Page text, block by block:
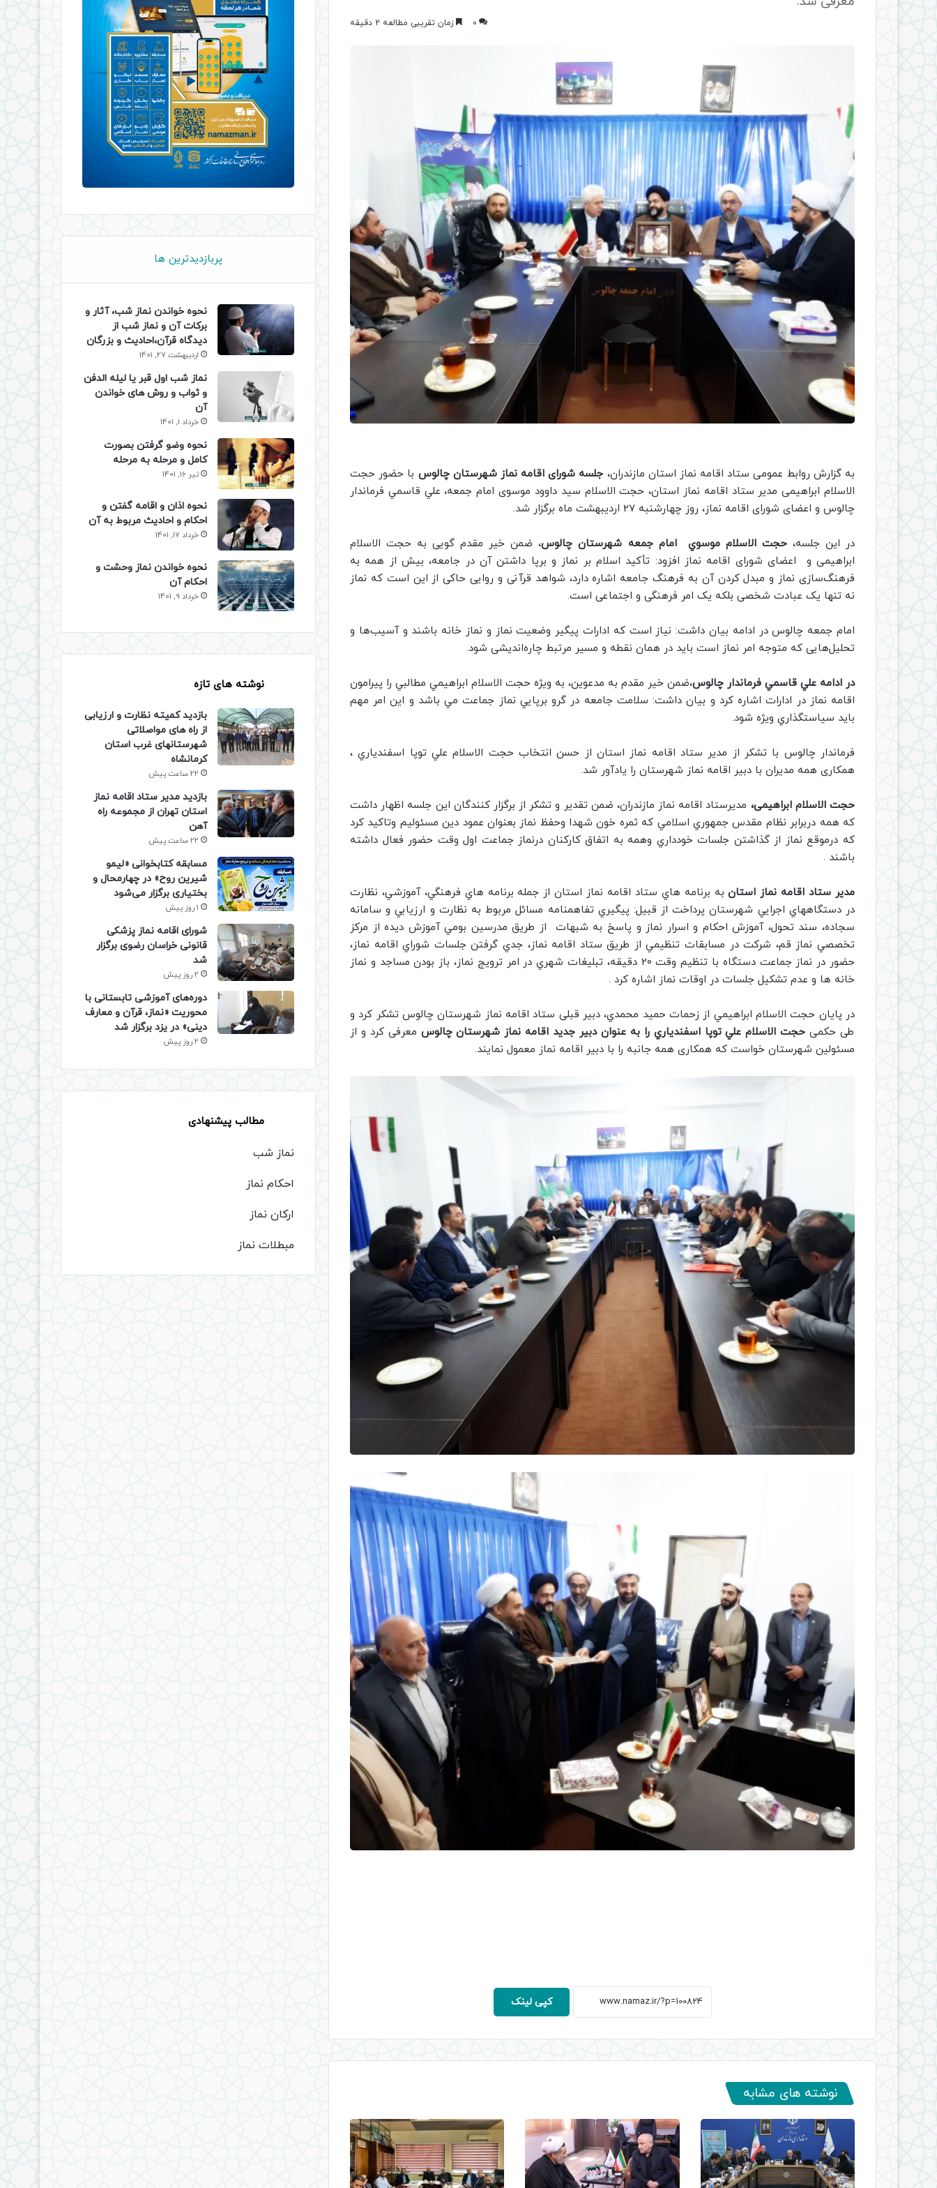
0 زمان تقریبی مطالعه 2 دقیقه
به گزارش روابط عمومی ستاد اقامه نماز استان مازندران، جلسه شورای اقامه نماز شهرستان چالوس با حضور حجت
الاسلام ابراهیمی مدیر ستاد اقامه نماز استان، حجت الاسلام سید داوود موسوی امام جمعه، علي قاسمي فرماندار
چالوس و اعضای شورای اقامه نماز، روز چهارشنبه 27 ارديبهشت ماه برگزار شد.
در این جلسه،حجت الاسلام موسوي امام جمعه شهرستان چالوس، ضمن خیر مقدم گویی به حجت الاسلام
ابراهیمی و اعضای شورای اقامه نماز افزود: تأکید اسلام بر نماز و برپا داشتن آن در جامعه، بیش از همه به
فرهنگ‌سازی نماز و مبدل کردن آن به فرهنگ جامعه اشاره دارد، شواهد قرآنی و روایی حاکی از این است که نماز
نه تنها یک عبادت شخصی بلکه یک امر فرهنگی و اجتماعی است.
امام جمعه چالوس در ادامه بيان داشت: نياز است كه ادارات پيگير وضعيت نماز و نماز خانه باشند و آسیب‌ها و
تحلیل‌هایی که متوجه امر نماز است باید در همان نقطه و مسیر مرتبط چاره‌اندیشی شود.
در ادامه علي قاسمي فرماندار چالوس،ضمن خیر مقدم به مدعوین، به ويژه حجت الاسلام ابراهيمي مطالبي را پيرامون
اقامه نماز در ادارات اشاره كرد و بيان داشت: سلامت جامعه در گرو برپايي نماز جماعت مي باشد و اين امر مهم
بايد سياستگذاري ويژه شود.
فرماندار چالوس با تشکر از مدیر ستاد اقامه نماز استان از حسن انتخاب حجت الاسلام علي توپا اسفندياري ،
همکاری همه مدیران با دبیر اقامه نماز شهرستان را یادآور شد.
حجت الاسلام ابراهیمی، مدیرستاد اقامه نماز مازندران، ضمن تقدیر و تشکر از برگزار کنندگان این جلسه اظهار داشت
كه همه دربرابر نظام مقدس جمهوري اسلامي كه ثمره خون شهدا وحفظ نماز بعنوان عمود دين مسئوليم وتاكيد كرد
كه درموقع نماز از گذاشتن جلسات خودداري وهمه به اتفاق كاركنان درنماز جماعت اول وقت حضور فعال داشته
باشند .
مدير ستاد اقامه نماز استانبه برنامه هاي ستاد اقامه نماز استان از جمله برنامه هاي فرهنگي، آموزشي، نظارت
در دستگاههاي اجرايي شهرستان پرداخت از قبيل: پيگيري تفاهمنامه مسائل مربوط به نظارت و ارزيابي و سامانه
سجاده، سند تحول، آموزش احكام و اسرار نماز و پاسخ به شبهات از طريق مدرسين بومي آموزش ديده از مركز
تخصصي نماز قم، شركت در مسابقات تنظيمي از طريق ستاد اقامه نماز، جدي گرفتن جلسات شوراي اقامه نماز،
حضور در نماز جماعت دستگاه با تنظيم وقت 20 دقيقه، تبليغات شهري در امر ترويج نماز، باز بودن مساجد و نماز
خانه ها و عدم تشكيل جلسات در اوقات نماز اشاره كرد .
در پايان حجت الاسلام ابراهيمي از زحمات حميد محمدي، دبیر قبلی ستاد اقامه نماز شهرستان چالوس تشکر کرد و
طی حکمی حجت الاسلام علي توپا اسفندياري را به عنوان دبیر جدید اقامه نماز شهرستان چالوس معرفی کرد و از
مسئولین شهرستان خواست که همکاری همه جانبه را با دبیر اقامه نماز معمول نمایند.
کپی لینک
نوشته های مشابه
پربازدیدترین ها
نحوه خواندن نماز شب، آثار و
برکات آن و نماز شب از
دیدگاه قرآن،احادیث و بزرگان
اردیبهشت 27, 1401
نماز شب اول قبر یا لیله الدفن
و ثواب و روش های خواندن
آن
خرداد 1, 1401
نحوه وضو گرفتن بصورت
کامل و مرحله به مرحله
تیر 16, 1401
نحوه اذان و اقامه گفتن و
احکام و احادیث مربوط به آن
خرداد 17, 1401
نحوه خواندن نماز وحشت و
احکام آن
خرداد 9, 1401
نوشته های تازه
بازدید کمیته نظارت و ارزیابی
از راه های مواصلاتی
شهرستانهای غرب استان
کرمانشاه
22 ساعت پیش
بازدید مدیر ستاد اقامه نماز
استان تهران از مجموعه راه
آهن
22 ساعت پیش
مسابقه کتابخوانی «لیمو
شیرین روح» در چهارمحال و
بختیاری برگزار می‌شود
1 روز پیش
شورای اقامه نماز پزشکی
قانونی خراسان رضوی برگزار
شد
2 روز پیش
دوره‌های آموزشی تابستانی با
محوریت «نماز، قرآن و معارف
دینی» در یزد برگزار شد
2 روز پیش
مطالب پیشنهادی
نماز شب
احکام نماز
ارکان نماز
مبطلات نماز